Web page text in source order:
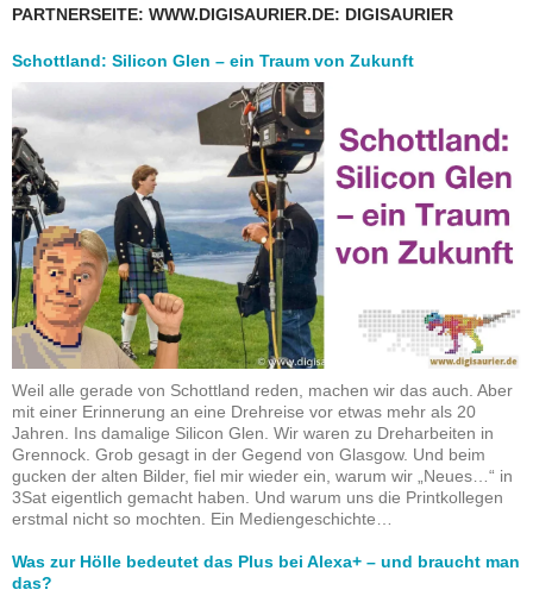
PARTNERSEITE: WWW.DIGISAURIER.DE: DIGISAURIER
Schottland: Silicon Glen – ein Traum von Zukunft
Weil alle gerade von Schottland reden, machen wir das auch. Aber
mit einer Erinnerung an eine Drehreise vor etwas mehr als 20
Jahren. Ins damalige Silicon Glen. Wir waren zu Dreharbeiten in
Grennock. Grob gesagt in der Gegend von Glasgow. Und beim
gucken der alten Bilder, fiel mir wieder ein, warum wir „Neues…“ in
3Sat eigentlich gemacht haben. Und warum uns die Printkollegen
erstmal nicht so mochten. Ein Mediengeschichte…
Was zur Hölle bedeutet das Plus bei Alexa+ – und braucht man
das?